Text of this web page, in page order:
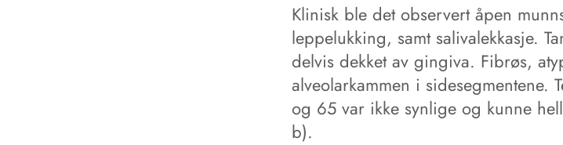
Klinisk ble det observert åpen
leppelukking, samt salivalekkasje.
delvis dekket av gingiva. Fibrøs,
alveolarkammen i
og 65 var ikke synlige og kunne
b).